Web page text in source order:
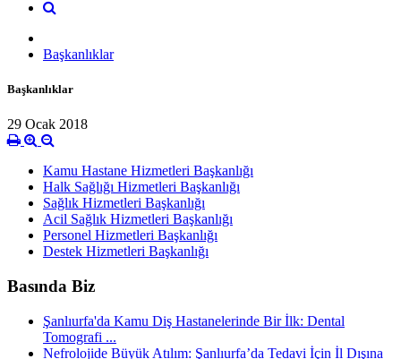
Başkanlıklar
Başkanlıklar
29 Ocak 2018
Kamu Hastane Hizmetleri Başkanlığı
Halk Sağlığı Hizmetleri Başkanlığı
Sağlık Hizmetleri Başkanlığı
Acil Sağlık Hizmetleri Başkanlığı
Personel Hizmetleri Başkanlığı
Destek Hizmetleri Başkanlığı
Basında Biz
Şanlıurfa'da Kamu Diş Hastanelerinde Bir İlk: Dental
Tomografi ...
Nefrolojide Büyük Atılım: Şanlıurfa’da Tedavi İçin İl Dışına